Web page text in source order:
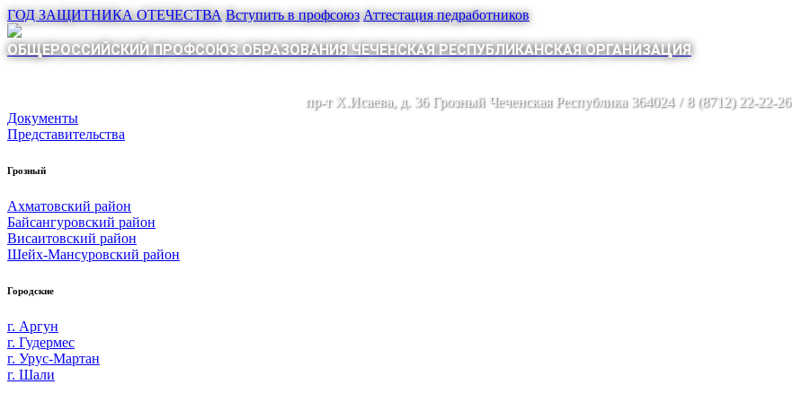
ГОД ЗАЩИТНИКА ОТЕЧЕСТВА Вступить в профсоюз Аттестация педработников
ОБЩЕРОССИЙСКИЙ ПРОФСОЮЗ ОБРАЗОВАНИЯ ЧЕЧЕНСКАЯ РЕСПУБЛИКАНСКАЯ ОРГАНИЗАЦИЯ
пр-т Х.Исаева, д. 36 Грозный Чеченская Республика 364024 / 8 (8712) 22-22-26
Документы
Представительства
Грозный
Ахматовский район
Байсангуровский район
Висаитовский район
Шейх-Мансуровский район
Городские
г. Аргун
г. Гудермес
г. Урус-Мартан
г. Шали